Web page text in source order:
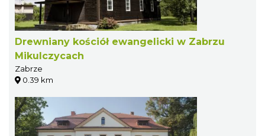
Drewniany kościół ewangelicki w Zabrzu
Mikulczycach
Zabrze
0.39 km